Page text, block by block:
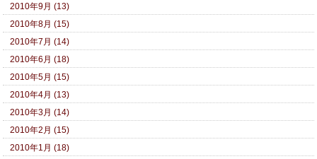
2010年9月 (13)
2010年8月 (15)
2010年7月 (14)
2010年6月 (18)
2010年5月 (15)
2010年4月 (13)
2010年3月 (14)
2010年2月 (15)
2010年1月 (18)